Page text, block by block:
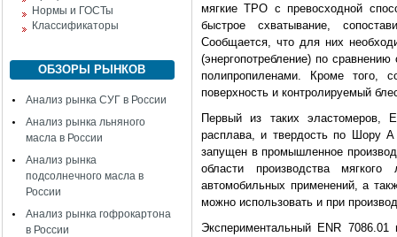
Нормы и ГОСТы
Классификаторы
ОБЗОРЫ РЫНКОВ
Анализ рынка СУГ в России
Анализ рынка льняного
масла в России
Анализ рынка
подсолнечного масла в
России
Анализ рынка гофрокартона
в России
мягкие ТРО с превосходной
быстрое схватывание,
Сообщается, что для них
(энергопотребление) по
полипропиленами. Кроме того,
поверхность и контролируемый
Первый из таких эластомеров,
расплава, и твердость по Шору
запущен в промышленное
области производства
автомобильных применений, а
можно использовать и при
Экспериментальный ENR